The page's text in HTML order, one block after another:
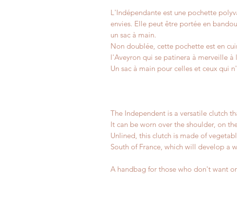
L'Indépendante est une pochette
envies. Elle peut être portée en
un sac à main.
Non doublée, cette pochette est en
l'Aveyron qui se patinera à merveille à
Un sac à main pour celles et ceux qui
The Independent is a versatile clutch
It can be worn over the shoulder, on
Unlined, this clutch is made of
South of France, which will develop a
A handbag for those who don't want